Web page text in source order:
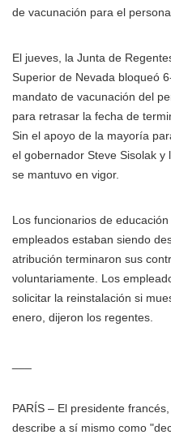
de vacunación para el
El jueves, la Junta de
Superior de Nevada bloqueó
mandato de vacunación del
para retrasar la fecha de
Sin el apoyo de la mayoría
el gobernador Steve Sisolak y
se mantuvo en vigor.
Los funcionarios de
empleados estaban siendo
atribución terminaron sus
voluntariamente. Los
solicitar la reinstalación si
enero, dijeron los regentes.
PARÍS – El presidente
describe a sí mismo como